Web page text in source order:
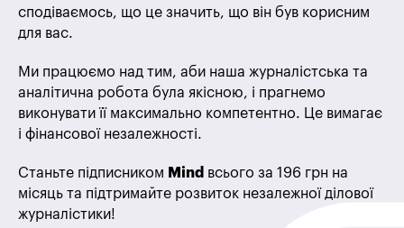
сподіваємось, що це значить, що він був корисним
для вас.
Ми працюємо над тим, аби наша журналістська та
аналітична робота була якісною, і прагнемо
виконувати її максимально компетентно. Це вимагає
і фінансової незалежності.
Станьте підписником Mind всього за 196 грн на
місяць та підтримайте розвиток незалежної ділової
журналістики!